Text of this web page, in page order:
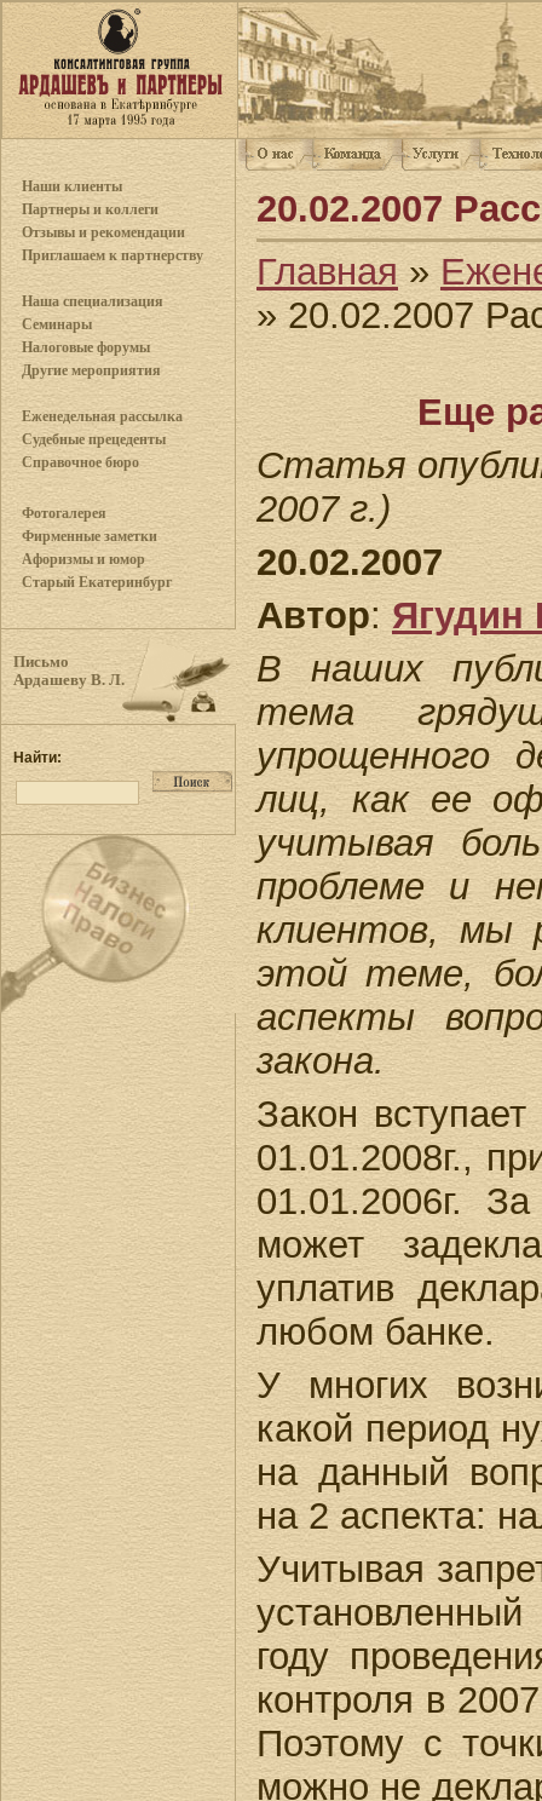
Наши клиенты
Партнеры и коллеги
Отзывы и рекомендации
Приглашаем к партнерству
Наша специализация
Семинары
Налоговые форумы
Другие мероприятия
Еженедельная рассылка
Судебные прецеденты
Справочное бюро
Фотогалерея
Фирменные заметки
Афоризмы и юмор
Старый Екатеринбург
Письмо
Ардашеву В. Л.
Найти:
20.02.2007
Главная»
» 20.02.2007
Еще
Статья
2007 г.)
20.02.2007
Автор:Ягудин
В наших
тема
упрощенного
лиц, как ее
учитывая
проблеме и
клиентов, мы
этой теме,
аспекты
закона.
Закон
01.01.2008г.,
01.01.2006г.
может
уплатив
любом банке.
У многих
какой период
на данный
на 2 аспекта:
Учитывая
году
контроля в
Поэтому с
можно не